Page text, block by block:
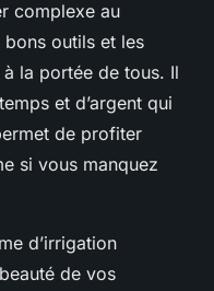
complexe au
outils et les
la portée de tous. Il
et d’argent qui
de profiter
si vous manquez
d’irrigation
de vos